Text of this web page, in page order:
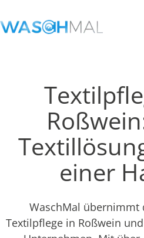
einer
WaschMal übernimmt
Textilpflege in Roßwein